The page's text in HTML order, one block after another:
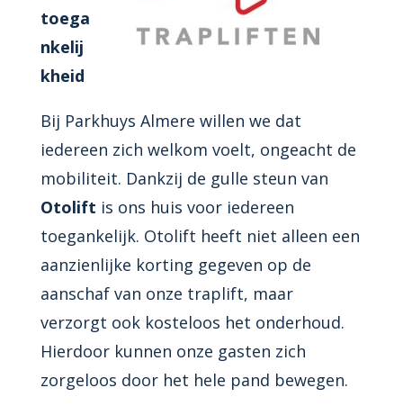
toega
nkelij
kheid
Bij Parkhuys Almere willen we dat
iedereen zich welkom voelt, ongeacht de
mobiliteit. Dankzij de gulle steun van
Otolift is ons huis voor iedereen
toegankelijk. Otolift heeft niet alleen een
aanzienlijke korting gegeven op de
aanschaf van onze traplift, maar
verzorgt ook kosteloos het onderhoud.
Hierdoor kunnen onze gasten zich
zorgeloos door het hele pand bewegen.